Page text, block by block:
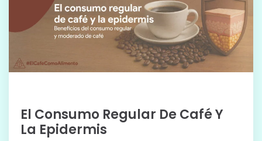
El Consumo Regular De Café Y
La Epidermis